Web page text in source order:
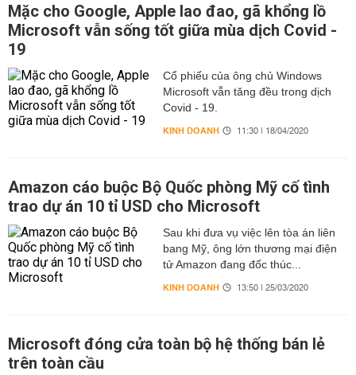
Mặc cho Google, Apple lao đao, gã khổng lồ
Microsoft vẫn sống tốt giữa mùa dịch Covid -
19
Cổ phiếu của ông chủ Windows
Microsoft vẫn tăng đều trong dịch
Covid - 19.
KINH DOANH 11:30 | 18/04/2020
Amazon cáo buộc Bộ Quốc phòng Mỹ cố tình
trao dự án 10 tỉ USD cho Microsoft
Sau khi đưa vụ việc lên tòa án liên
bang Mỹ, ông lớn thương mại điện
tử Amazon đang đốc thúc...
KINH DOANH 13:50 | 25/03/2020
Microsoft đóng cửa toàn bộ hệ thống bán lẻ
trên toàn cầu